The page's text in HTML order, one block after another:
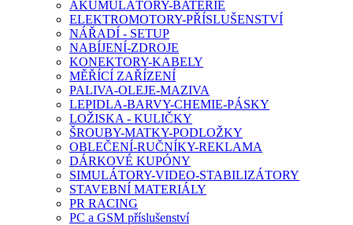
AKUMULÁTORY-BATERIE
ELEKTROMOTORY-PŘÍSLUŠENSTVÍ
NÁŘADÍ - SETUP
NABÍJENÍ-ZDROJE
KONEKTORY-KABELY
MĚŘÍCÍ ZAŘÍZENÍ
PALIVA-OLEJE-MAZIVA
LEPIDLA-BARVY-CHEMIE-PÁSKY
LOŽISKA - KULIČKY
ŠROUBY-MATKY-PODLOŽKY
OBLEČENÍ-RUČNÍKY-REKLAMA
DÁRKOVÉ KUPÓNY
SIMULÁTORY-VIDEO-STABILIZÁTORY
STAVEBNÍ MATERIÁLY
PR RACING
PC a GSM příslušenství